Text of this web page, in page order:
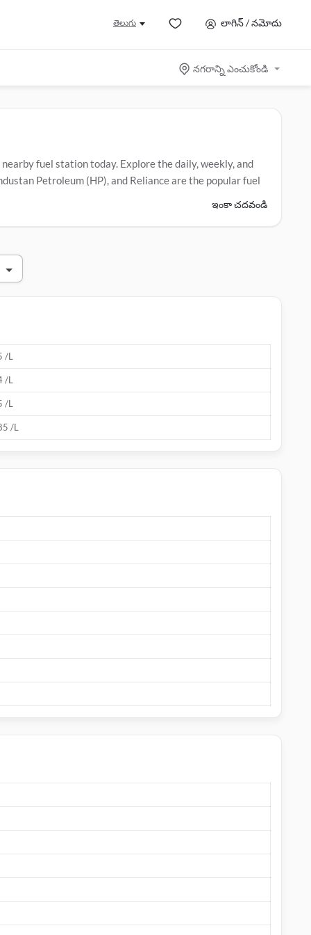
తెలుగు లాగిన్ / నమోదు
నగరాన్ని ఎంచుకోండి
fuel station today. Explore the daily, weekly, and
Petroleum (HP), and Reliance are the popular fuel
ఇంకా చదవండి
/L
/L
/L
/L